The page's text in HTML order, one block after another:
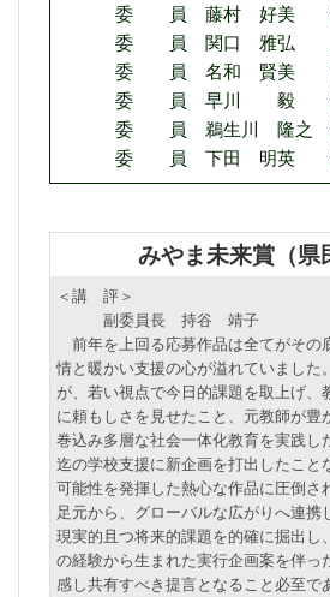
委 員 藤村 好美 群馬県
委 員 関口 雅弘 上毛
委 員 名和 賢美 高崎
委 員 早川 毅 群馬県
委 員 鵜生川 隆之 群馬
委 員 下田 明英 群馬県
みやま未来賞（県
＜講 評＞
副委員長 持谷 靖子
前年を上回る応募作品は全てがその
情と暖かい支援の心が溢れていました
が、若い視点で今日的課題を取上げ、
に頼もしさを見せたこと、元教師が豊
巻込み多層な社会一体化教育を実践し
迄の学校支援に新企画を打出したこと
可能性を発揮した熱心な作品に圧倒さ
足元から、グローバルな広がりへ連携
現実的且つ将来的課題を的確に掘出し
の経験から生まれた実行企画案を伴っ
感し共有すべき提言となること必至で